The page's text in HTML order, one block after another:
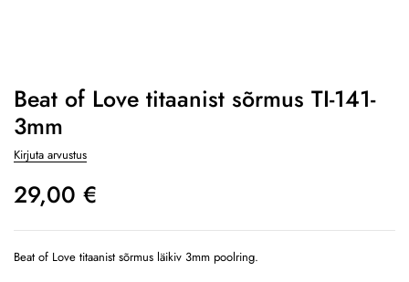
Beat of Love titaanist sõrmus TI-141-
3mm
Kirjuta arvustus
29,00 €
Beat of Love titaanist sõrmus läikiv 3mm poolring.